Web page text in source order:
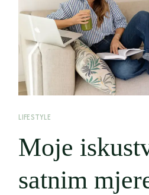
LIFESTYLE
Moje
satnim